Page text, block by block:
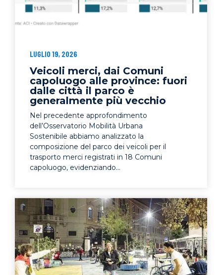
LUGLIO 19, 2026
Veicoli merci, dai Comuni
capoluogo alle province: fuori
dalle città il parco è
generalmente più vecchio
Nel precedente approfondimento
dell’Osservatorio Mobilità Urbana
Sostenibile abbiamo analizzato la
composizione del parco dei veicoli per il
trasporto merci registrati in 18 Comuni
capoluogo, evidenziando...